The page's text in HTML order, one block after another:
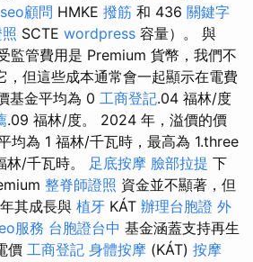
seo顧問 HMKE 撥筋 和 436 關鍵字
SCTE wordpress 容量）。 與
監管費用是 Premium 貨幣，我們不
，但這些成本通常會一起顯示在電費
基金平均為 0 工商登記.04 福林/度
.09 福林/度。 2024 年，溢價的價
均為 1 福林/千瓦時，最高為 1.three
林/千瓦時。 足底按摩 臉部拉提 下
整脊師證照 資金並不顯著，但
年其成長與 植牙 KÁT 辦理台胞證 外
服務 台胞證台中 基金涵蓋支持再生
價 工商登記 身體按摩 (KÁT) 按摩